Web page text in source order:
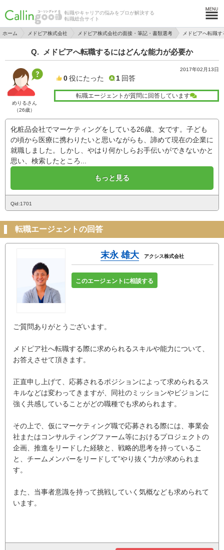
転職やキャリアの悩みをプロが解決する
転職総合サイト
ホーム メドピア株式会社 メドピア株式会社の面接・筆記・書類選考 メドピアへ転職
メドピアへ転職するにはどんな能力が必要か
めりるさん
（26歳）
2017年02月13日
0 役にたった 1 回答
転職エージェントが質問に回答しています
化粧品会社でマーケティングをしている26歳、女です。子ども
の頃から医療に携わりたいと思いながらも、諦めて現在の企業に
就職しました。しかし、やはり何かしらお手伝いができないかと
思い、検索したところ...
もっと見る
Qid:1701
転職エージェントの回答
末永 雄大 アクシス株式会社
このエージェントに相談する
ご質問ありがとうございます。
メドピア社へ転職する際に求められるスキルや能力について、
お答えさせて頂きます。
正直申し上げて、応募されるポジションによって求められるス
キルなどは変わってきますが、同社のミッションやビジョンに
強く共感していることがどの職種でも求められます。
その上で、仮にマーケティング職で応募される際には、事業会
社またはコンサルティングファーム等におけるプロジェクトの
企画、推進をリードした経験と、戦略的思考を持っているこ
と、チームメンバーをリードして”やり抜く”力が求められま
す。
また、当事者意識を持って挑戦していく気概なども求められて
います。